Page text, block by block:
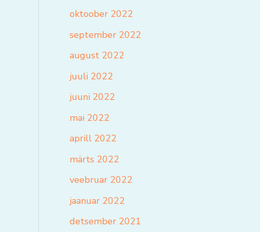
oktoober 2022
september 2022
august 2022
juuli 2022
juuni 2022
mai 2022
aprill 2022
märts 2022
veebruar 2022
jaanuar 2022
detsember 2021